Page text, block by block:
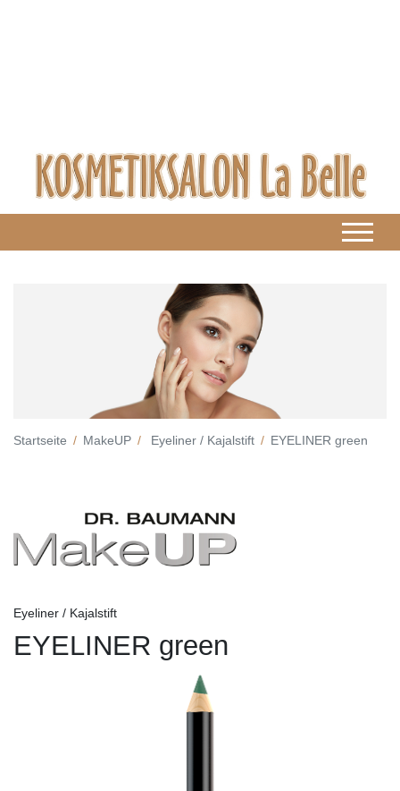
Startseite MakeUP Eyeliner / Kajalstift EYELINER green
Eyeliner / Kajalstift
EYELINER green